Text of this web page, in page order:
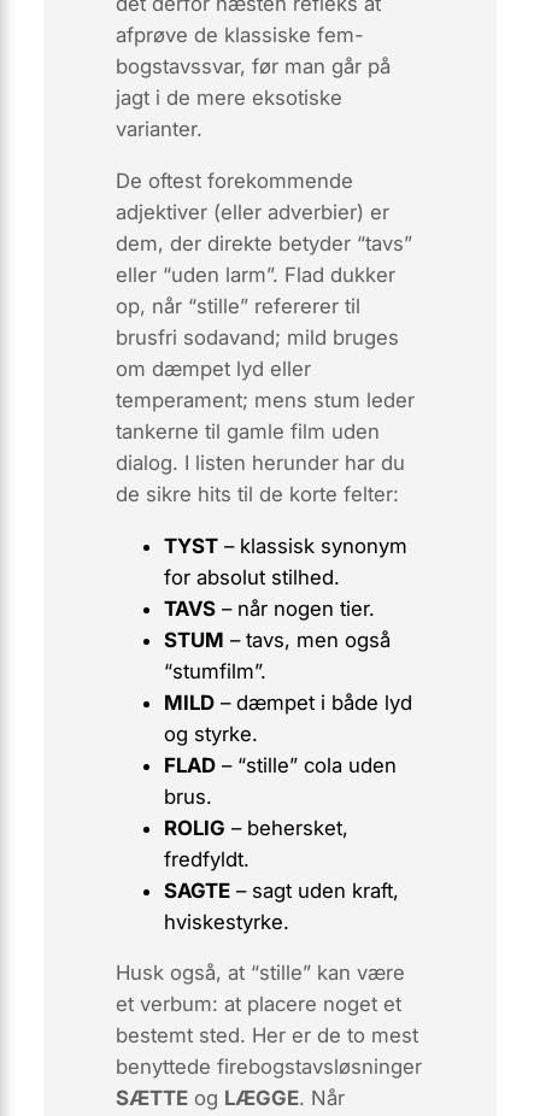
afprøve de klassiske fem-
bogstavssvar, før man går på
jagt i de mere eksotiske
varianter.
De oftest forekommende
adjektiver (eller adverbier) er
dem, der direkte betyder “tavs”
eller “uden larm”. Flad dukker
op, når “stille” refererer til
brusfri sodavand; mild bruges
om dæmpet lyd eller
temperament; mens stum leder
tankerne til gamle film uden
dialog. I listen herunder har du
de sikre hits til de korte felter:
TYST– klassisk synonym
for absolut stilhed.
TAVS– når nogen tier.
STUM – tavs, men også
“stumfilm”.
MILD– dæmpet i både lyd
og styrke.
FLAD– “stille” cola uden
brus.
ROLIG – behersket,
fredfyldt.
SAGTE– sagt uden kraft,
hviskestyrke.
Husk også, at “stille” kan være
et verbum: at placere noget et
bestemt sted. Her er de to mest
benyttede firebogstavsløsninger
SÆTTEog LÆGGE. Når